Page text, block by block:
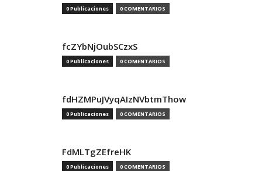
0 Publicaciones 0 COMENTARIOS
fcZYbNjOubSCzxS
0 Publicaciones 0 COMENTARIOS
fdHZMPuJVyqAIzNVbtmThow
0 Publicaciones 0 COMENTARIOS
FdMLTgZEfreHK
0 Publicaciones 0 COMENTARIOS